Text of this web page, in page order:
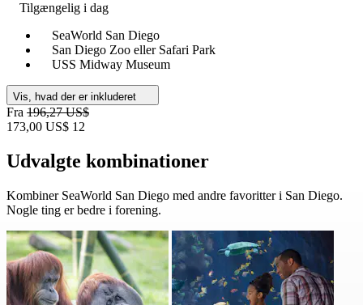
Tilgængelig i dag
SeaWorld San Diego
San Diego Zoo eller Safari Park
USS Midway Museum
Vis, hvad der er inkluderet
Fra 196,27 US$
173,00 US$ 12
Udvalgte kombinationer
Kombiner SeaWorld San Diego med andre favoritter i San Diego.
Nogle ting er bedre i forening.